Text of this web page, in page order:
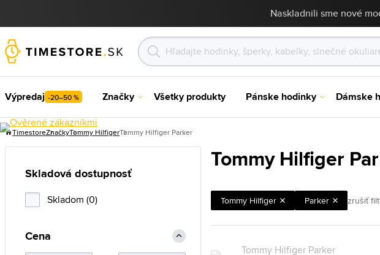
Naskladnili sme nové
Výpredaj -20–50 % Značky Všetky produkty Pánske hodinky Dámske
TimestoreZnačkyTommy HilfigerTommy Hilfiger Parker
Tommy Hilfiger
Tommy Hilfiger Parker zrušiť
Skladová dostupnosť
Skladom (0)
Cena